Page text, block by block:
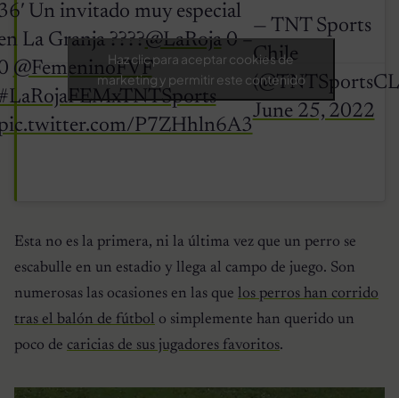
Un invitado muy especial
La Granja ????@LaRoja0 –
@FemeninoFVF
P7ZHhln6A3
— TNT Sports
Chile
June 25, 2022
Haz clic para aceptar cookies de
marketing y permitir este contenido
Esta no es la primera, ni la última vez que un perro se
escabulle en un estadio y llega al campo de juego. Son
numerosas las ocasiones en las que los perros han corrido
tras el balón de fútbol o simplemente han querido un
poco de caricias de sus jugadores favoritos.